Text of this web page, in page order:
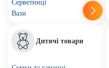
Серветниці
Вази
Дитячі товари